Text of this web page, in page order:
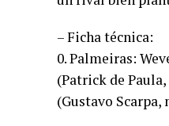
– Ficha técnica:
0. Palmeiras:
(Patrick de
(Gustavo Scarpa,